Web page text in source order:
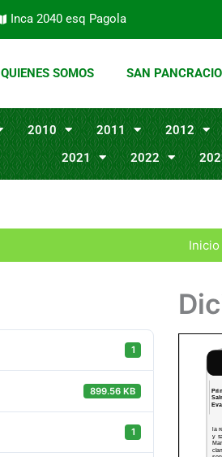
Inca 2040 esq Pagola
QUIENES SOMOS SAN PANCRACIO
2010 2011 2012
2021
2022
Inicio
1
899.56 KB
1